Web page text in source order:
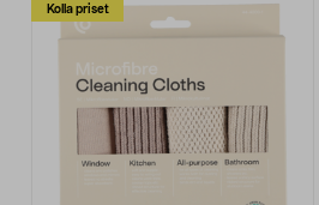
Kolla priset